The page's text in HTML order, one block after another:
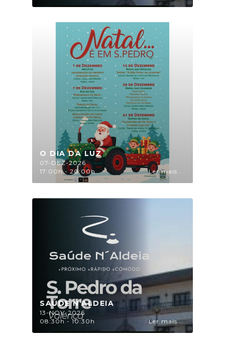
O DIA DA LUZ
07-DEZ-2026
17:00h - 20:00h
Ler mais ...
SAÚDE N'ALDEIA
13-NOV-2026
08:30h - 10:30h
Ler mais ...